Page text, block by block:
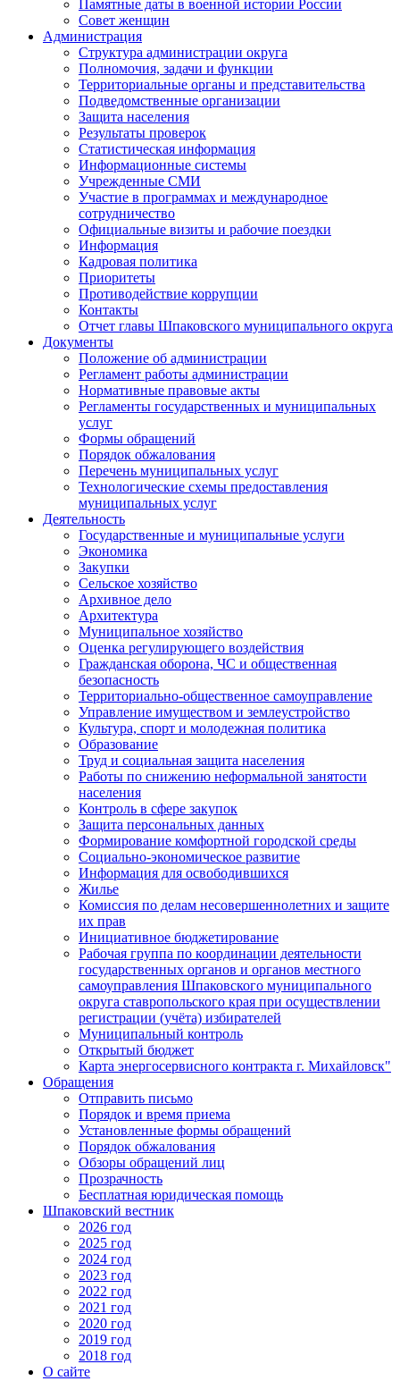
Памятные даты в военной истории России
Совет женщин
Администрация
Структура администрации округа
Полномочия, задачи и функции
Территориальные органы и представительства
Подведомственные организации
Защита населения
Результаты проверок
Статистическая информация
Информационные системы
Учрежденные СМИ
Участие в программах и международное
сотрудничество
Официальные визиты и рабочие поездки
Информация
Кадровая политика
Приоритеты
Противодействие коррупции
Контакты
Отчет главы Шпаковского муниципального округа
Документы
Положение об администрации
Регламент работы администрации
Нормативные правовые акты
Регламенты государственных и муниципальных
услуг
Формы обращений
Порядок обжалования
Перечень муниципальных услуг
Технологические схемы предоставления
муниципальных услуг
Деятельность
Государственные и муниципальные услуги
Экономика
Закупки
Сельское хозяйство
Архивное дело
Архитектура
Муниципальное хозяйство
Оценка регулирующего воздействия
Гражданская оборона, ЧС и общественная
безопасность
Территориально-общественное самоуправление
Управление имуществом и землеустройство
Культура, спорт и молодежная политика
Образование
Труд и социальная защита населения
Работы по снижению неформальной занятости
населения
Контроль в сфере закупок
Защита персональных данных
Формирование комфортной городской среды
Социально-экономическое развитие
Информация для освободившихся
Жилье
Комиссия по делам несовершеннолетних и защите
их прав
Инициативное бюджетирование
Рабочая группа по координации деятельности
государственных органов и органов местного
самоуправления Шпаковского муниципального
округа ставропольского края при осуществлении
регистрации (учёта) избирателей
Муниципальный контроль
Открытый бюджет
Карта энергосервисного контракта г. Михайловск"
Обращения
Отправить письмо
Порядок и время приема
Установленные формы обращений
Порядок обжалования
Обзоры обращений лиц
Прозрачность
Бесплатная юридическая помощь
Шпаковский вестник
2026 год
2025 год
2024 год
2023 год
2022 год
2021 год
2020 год
2019 год
2018 год
О сайте